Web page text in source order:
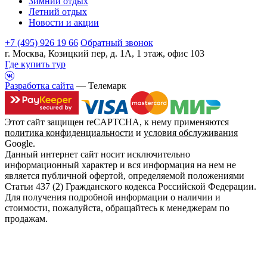
Летний отдых
Новости и акции
+7 (495) 926 19 66 Обратный звонок
г. Москва, Козицкий пер, д. 1А, 1 этаж, офис 103
Где купить тур
Разработка сайта — Телемарк
Этот сайт защищен reCAPTCHA, к нему применяются
политика конфиденциальности и условия обслуживания
Google.
Данный интернет сайт носит исключительно
информационный характер и вся информация на нем не
является публичной офертой, определяемой положениями
Статьи 437 (2) Гражданского кодекса Российской Федерации.
Для получения подробной информации о наличии и
стоимости, пожалуйста, обращайтесь к менеджерам по
продажам.